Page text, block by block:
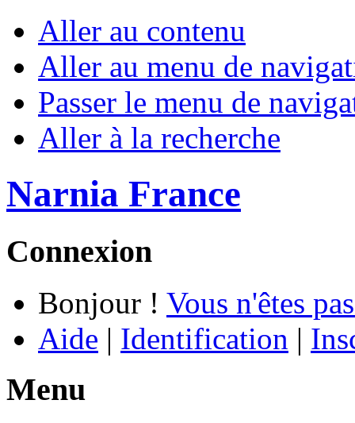
Aller au contenu
Aller au menu de
Passer le menu de
Aller à la recherche
Narnia France
Connexion
Bonjour ! Vous n'êtes
Aide | Identification |
Menu